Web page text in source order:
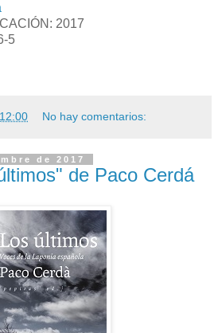
2017
5
12:00 No hay comentarios:
de 2017
de Paco Cerdá